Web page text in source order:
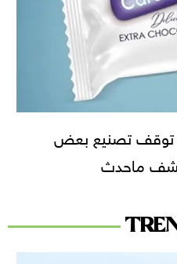
توقف تصنيع بعض
ماحدث